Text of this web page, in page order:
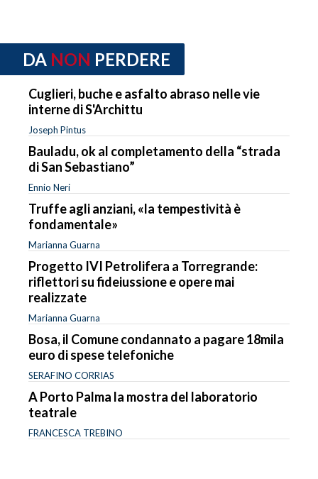
DA NON PERDERE
Cuglieri, buche e asfalto abraso nelle vie
interne di S'Archittu
Joseph Pintus
Bauladu, ok al completamento della “strada
di San Sebastiano”
Ennio Neri
Truffe agli anziani, «la tempestività è
fondamentale»
Marianna Guarna
Progetto IVI Petrolifera a Torregrande:
riflettori su fideiussione e opere mai
realizzate
Marianna Guarna
Bosa, il Comune condannato a pagare 18mila
euro di spese telefoniche
SERAFINO CORRIAS
A Porto Palma la mostra del laboratorio
teatrale
FRANCESCA TREBINO